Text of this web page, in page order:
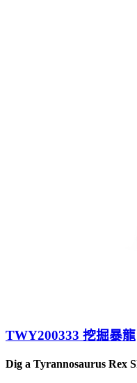
TWY200333 挖掘暴龍
Dig a Tyrannosaurus Rex